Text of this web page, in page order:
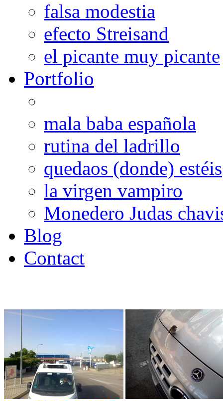
falsa modestia
efecto Streisand
el picante muy picante
Portfolio
mala baba española
rutina del ladrillo
quedaos (donde) estéis
la virgen vampiro
Monedero Judas
Blog
Contact